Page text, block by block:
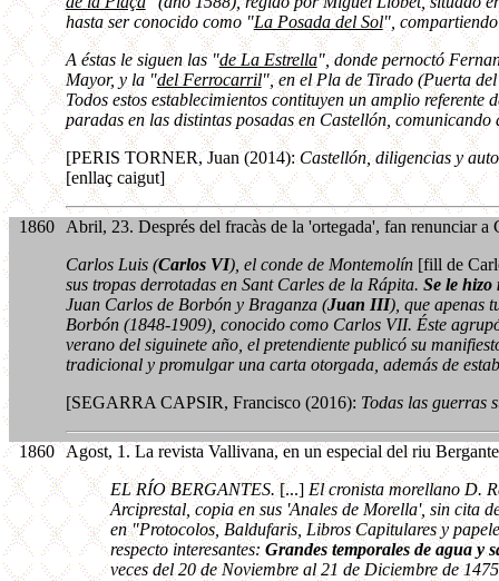
hasta ser conocido como "La Posada del Sol",
A éstas le siguen las "de La Estrella", donde pernoctó
Mayor, y la "del Ferrocarril", en el Pla de Tirado (Puerta
Todos estos establecimientos contituyen un amplio
paradas en las distintas posadas en Castellón,
[PERIS TORNER, Juan (2014):Castellón, diligencias y
[enllaç caigut]
1860
Abril, 23. Després del fracàs de la 'ortegada', fan renunciar
Carlos Luis (Carlos VI), el conde de Montemolín[fill de
sus tropas derrotadas en Sant Carles de la Rápita. Se le
Juan Carlos de Borbón y Braganza (Juan III), que apenas
Borbón (1848-1909), conocido como Carlos VII. Éste
verano del siguinete año, el pretendiente publicó su
tradicional y promulgar una carta otorgada, además de
[SEGARRA CAPSIR, Francisco (2016): Todas las guerras
1860 Agost, 1. La revista Vallivana, en un especial del riu
EL RÍO BERGANTES.[...]El cronista morellano D.
Arciprestal, copia en sus 'Anales de Morella', sin cita
en "Protocolos, Baldufaris, Libros Capitulares y
respecto interesantes: Grandes temporales de agua y
veces del 20 de Noviembre al 21 de Diciembre de